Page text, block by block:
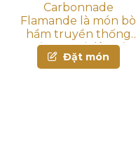
Carbonnade
Flamande là món bò
hầm truyền thống
của người dân Bỉ
Đặt món